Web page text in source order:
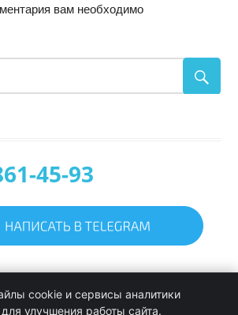
вам необходимо
45-93
cookie и сервисы аналитики
улучшения работы сайта.